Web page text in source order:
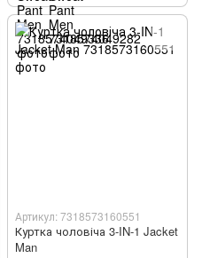
Артикул: 7318573160551
Куртка чоловіча 3-IN-1 Jacket
Man